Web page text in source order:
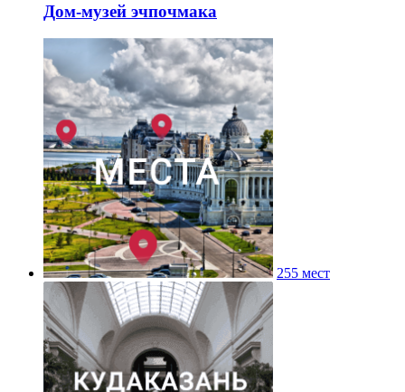
Дом-музей эчпочмака
255 мест